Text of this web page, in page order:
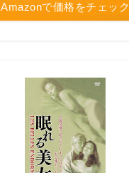
Amazonで価格をチェック